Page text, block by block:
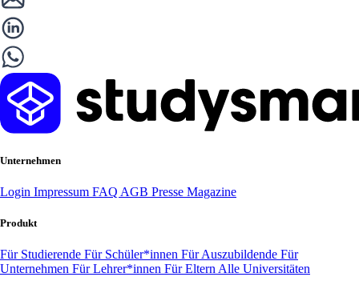
Unternehmen
Login Impressum FAQ AGB Presse Magazine
Produkt
Für Studierende Für Schüler*innen Für Auszubildende Für
Unternehmen Für Lehrer*innen Für Eltern Alle Universitäten